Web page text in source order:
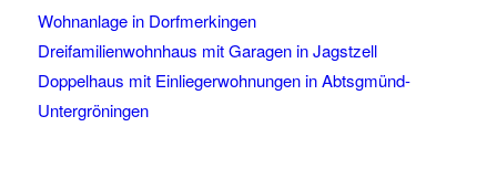
Wohnanlage in Dorfmerkingen
Dreifamilienwohnhaus mit Garagen in Jagstzell
Doppelhaus mit Einliegerwohnungen in Abtsgmünd-
Untergröningen